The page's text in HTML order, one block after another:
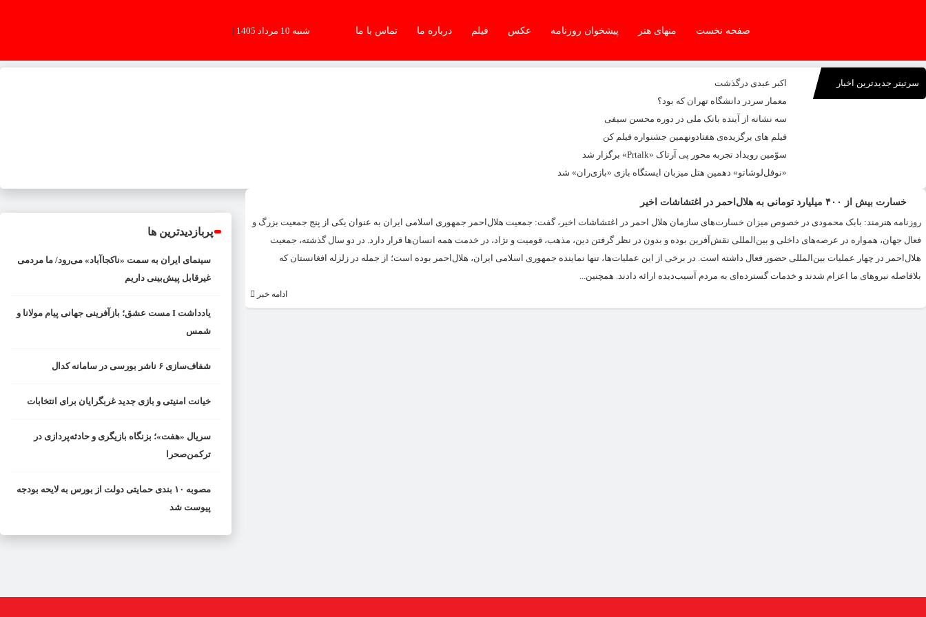
صفحه نخست منهای هنر پیشخوان روزنامه عکس فیلم درباره ما تماس با ما شنبه 10 مرداد 1405 |
سرتیتر جدیدترین اخبار
اکبر عبدی درگذشت
معمار سردر دانشگاه تهران که بود؟
سه نشانه از آینده بانک ملی در دوره محسن سیفی
فیلم های برگزیده‌ی هفتادونهمین جشنواره فیلم کن
سوّمین رویداد تجربه محور پی آرتاک «Prtalk» برگزار شد
«نوفل‌لوشاتو» دهمین هتل میزبان ایستگاه بازی «بازی‌ران» شد
خسارت بیش از ۴۰۰ میلیارد تومانی به هلال‌احمر در اغتشاشات اخیر
روزنامه هنرمند: بابک محمودی در خصوص میزان خسارت‌های سازمان هلال احمر در اغتشاشات اخیر، گفت: جمعیت هلال‌احمر جمهوری اسلامی ایران به‌ عنوان یکی از پنج جمعیت بزرگ و
فعال جهان، همواره در عرصه‌های داخلی و بین‌المللی نقش‌آفرین بوده و بدون در نظر گرفتن دین، مذهب، قومیت و نژاد، در خدمت همه انسان‌ها قرار دارد. در دو سال گذشته، جمعیت
هلال‌احمر در چهار عملیات بین‌المللی حضور فعال داشته است. در برخی از این عملیات‌ها، تنها نماینده جمهوری اسلامی ایران، هلال‌احمر بوده است؛ از جمله در زلزله افغانستان که
بلافاصله نیرو‌های ما اعزام شدند و خدمات گسترده‌ای به مردم آسیب‌دیده ارائه دادند. همچنین...
ادامه خبر
پربازدیدترین ها
سینمای ایران به سمت «ناکجاآباد» می‌رود/ ما مردمی
غیرقابل پیش‌بینی داریم
یادداشت I مست عشق؛ بازآفرینی جهانی پیام مولانا و
شمس
شفاف‌سازی ۶ ناشر بورسی در سامانه کدال
خیانت امنیتی و بازی جدید غربگرایان برای انتخابات
سریال «هفت»؛ بزنگاه بازیگری و حادثه‌پردازی در
ترکمن‌صحرا
مصوبه ۱۰ بندی حمایتی دولت از بورس به لایحه بودجه
پیوست شد